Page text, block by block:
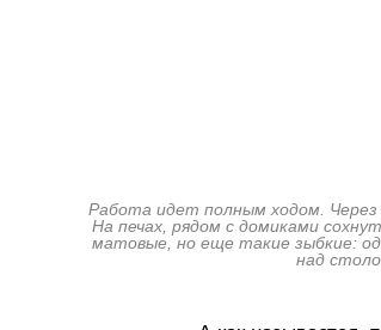
Работа идет полным ходом. Через
На печах, рядом с домиками
матовые, но еще такие зыбкие:
над